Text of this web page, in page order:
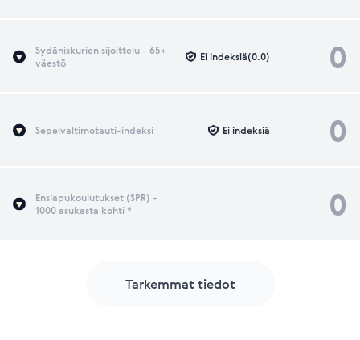
Sydäniskurien sijoittelu - 65+
väestö
0
Ei indeksiä(0.0)
Sepelvaltimotauti-indeksi 0
Ei indeksiä
Ensiapukoulutukset (SPR) -
1000 asukasta kohti *
0
Tarkemmat tiedot